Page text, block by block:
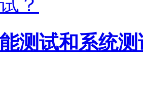
测试和系统